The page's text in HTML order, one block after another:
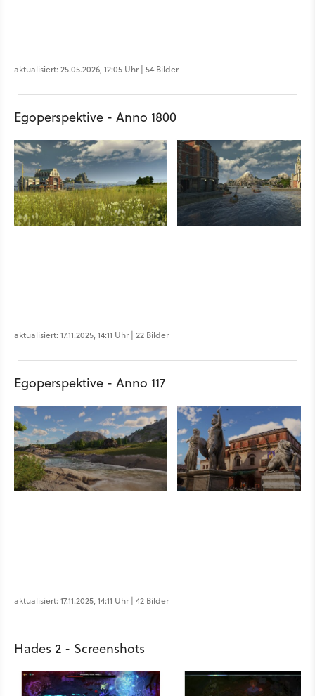
aktualisiert: 25.05.2026, 12:05 Uhr | 54 Bilder
Egoperspektive - Anno 1800
aktualisiert: 17.11.2025, 14:11 Uhr | 22 Bilder
Egoperspektive - Anno 117
aktualisiert: 17.11.2025, 14:11 Uhr | 42 Bilder
Hades 2 - Screenshots